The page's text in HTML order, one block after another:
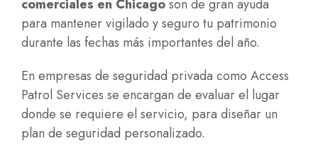
comerciales en Chicagoson de gran ayuda
para mantener vigilado y seguro tu patrimonio
durante las fechas más importantes del año.
En empresas de seguridad privada como Access
Patrol Services se encargan de evaluar el lugar
donde se requiere el servicio, para diseñar un
plan de seguridad personalizado.